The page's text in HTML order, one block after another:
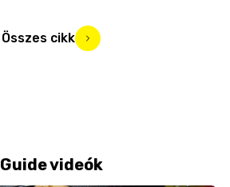
Összes cikk
Guide videók